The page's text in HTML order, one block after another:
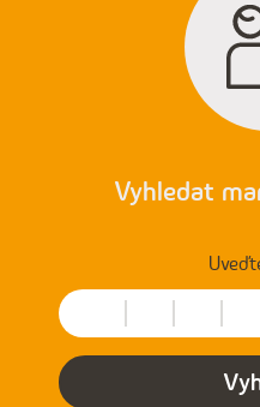
Vyhledat